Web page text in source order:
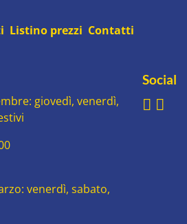
Listino prezzi Contatti
giovedì, venerdì,
venerdì, sabato,
Social